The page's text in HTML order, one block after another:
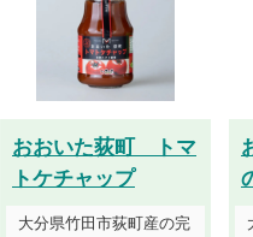
おおいた荻町 トマ
トケチャップ
大分県竹田市荻町産の完